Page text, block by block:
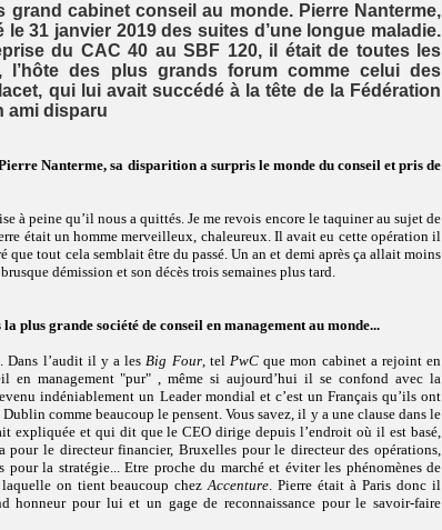
grand cabinet conseil au monde. Pierre Nanterme,
31 janvier 2019 des suites d’une longue maladie.
du CAC 40 au SBF 120, il était de toutes les
l’hôte des plus grands forum comme celui des
qui lui avait succédé à la tête de la Fédération
ami disparu
Nanterme, sa disparition a surpris le monde du conseil et pris de
à peine qu’il nous a quittés. Je me revois encore le taquiner au sujet de
était un homme merveilleux, chaleureux. Il avait eu cette opération il
que tout cela semblait être du passé. Un an et demi après ça allait moins
démission et son décès trois semaines plus tard.
plus grande société de conseil en management au monde...
Dans l’audit il y a lesBig Four, tel PwC que mon cabinet a rejoint en
en management "pur" , même si aujourd’hui il se confond avec la
indéniablement un Leader mondial et c’est un Français qu’ils ont
comme beaucoup le pensent. Vous savez, il y a une clause dans le
expliquée et qui dit que le CEO dirige depuis l’endroit où il est basé,
pour le directeur financier, Bruxelles pour le directeur des opérations,
la stratégie... Etre proche du marché et éviter les phénomènes de
on tient beaucoup chezAccenture. Pierre était à Paris donc il
honneur pour lui et un gage de reconnaissance pour le savoir-faire